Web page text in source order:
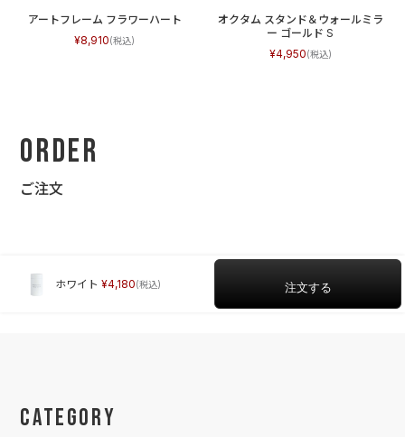
アートフレーム フラワーハート
8,910
オクタム スタンド＆ウォールミラ
ー ゴールド S
4,950
Order
ご注文
ホワイト 4,180
Category